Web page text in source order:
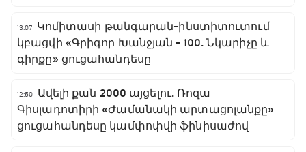
13:07
Կոմիտասի թանգարան-ինստիտուտում
կբացվի «Գրիգոր Խանջյան - 100. Նկարիչը և
գիրքը» ցուցահանդեսը
12:50
Ավելի քան 2000 այցելու. Ռոզա
Գիսլադոտիրի «Ժամանակի արտացոլանքը»
ցուցահանդեսը կամփոփվի ֆինիսաժով